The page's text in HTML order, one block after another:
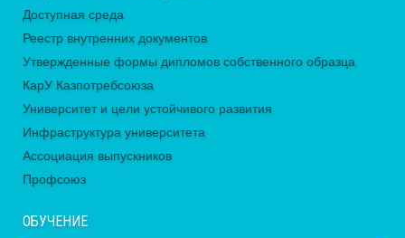
Доступная среда
Реестр внутренних документов
Утвержденные формы дипломов собственного образца
КарУ Казпотребсоюза
Университет и цели устойчивого развития
Инфраструктура университета
Ассоциация выпускников
Профсоюз
ОБУЧЕНИЕ